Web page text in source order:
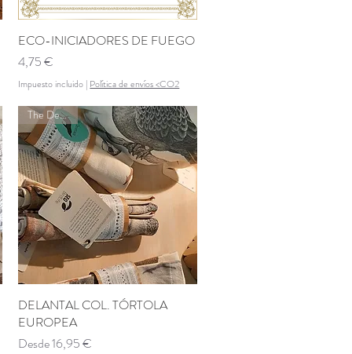
Vista rápida
ECO-INICIADORES DE FUEGO
Precio
4,75 €
Impuesto incluido | Política de envíos <CO2
Vista rápida
The Desman
DELANTAL COL. TÓRTOLA
EUROPEA
Desde16,95 €
Precio de oferta